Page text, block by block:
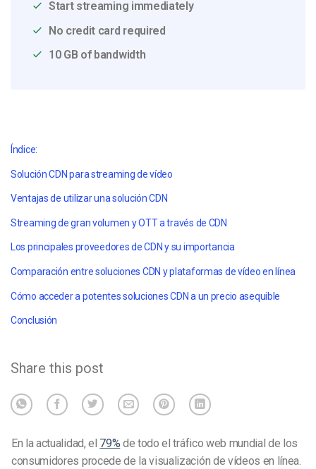
Start streaming immediately
No credit card required
10 GB of bandwidth
Índice:
Solución CDN para streaming de vídeo
Ventajas de utilizar una solución CDN
Streaming de gran volumen y OTT a través de CDN
Los principales proveedores de CDN y su importancia
Comparación entre soluciones CDN y plataformas de vídeo en línea
Cómo acceder a potentes soluciones CDN a un precio asequible
Conclusión
Share this post
En la actualidad, el 79% de todo el tráfico web mundial de los
consumidores procede de la visualización de vídeos en línea.